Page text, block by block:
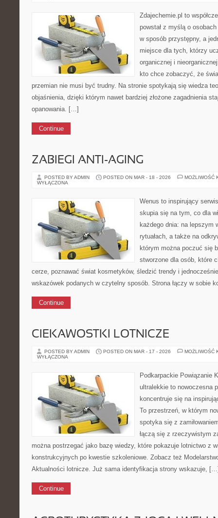
Zdajechemie.pl to
powstał z myślą o
w sposób przystępny, a
miejsce dla tych, którzy
organicznej i
kto chce zobaczyć, że
przemian nie musi być trudny. Na stronie spotykają się wiedza
objaśnienia, dzięki którym nawet bardziej złożone zagadnienia
opanowania. […]
Continue
ZABIEGI ANTI-AGING
POSTED BY ADMIN POSTED ON MAR - 18 - 2026
MOŻLIWOŚĆ
WYŁĄCZONA
Wenus to inspirujący
skupia się na tym, co dla
każdego dnia: na lepszym
rytuałach, a także na
którym można poczuć się
stworzone dla osób, które
cerze, poznawać świat kosmetyków, śledzić trendy i
wskazówek podanych w czytelny sposób. Strona łączy w sobie
Continue
CIEKAWOSTKI LOTNICZE
POSTED BY ADMIN POSTED ON MAR - 17 - 2026
MOŻLIWOŚĆ
WYŁĄCZONA
Podkarpackie Powiązanie
ultralekkie to nowoczesna
koncentruje się na
To przestrzeń, w którym
spotyka się z
łączą się z rzeczywistym
można postrzegać jako bazę wiedzy, które pokazuje lotnictwo z
konstrukcyjnych po kwestie szkoleniowe. Zobacz też
Aktualności lotnicze. Już sama identyfikacja strony wskazuje,
Continue